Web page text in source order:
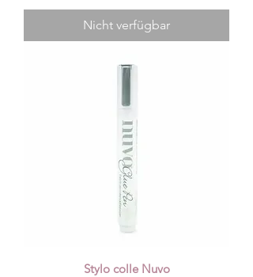
Nicht verfügbar
Stylo colle Nuvo